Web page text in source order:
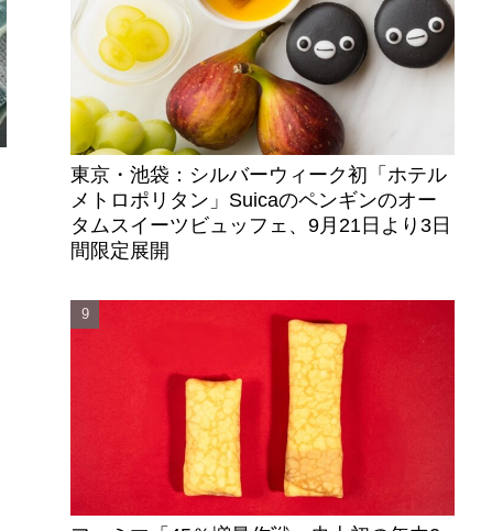
東京・池袋：シルバーウィーク初「ホテル
メトロポリタン」Suicaのペンギンのオー
タムスイーツビュッフェ、9月21日より3日
間限定展開